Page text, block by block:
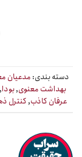
دسته بندی: مدعیان
بهداشت معنوی,بودا
عرفان کاذب, کنترل